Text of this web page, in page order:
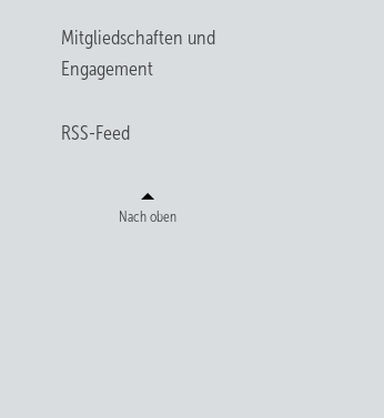
Mitgliedschaften und
Engagement
RSS-Feed
Nach oben